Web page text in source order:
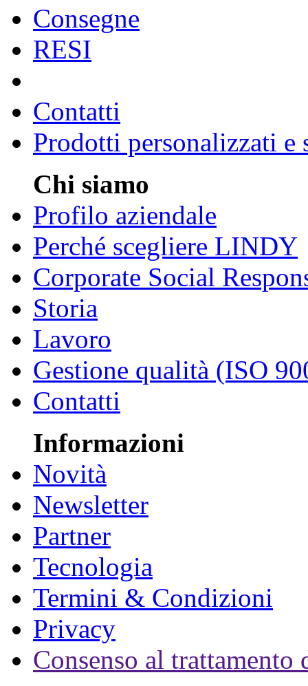
Consegne
RESI
Contatti
Prodotti personalizzati e
Chi siamo
Profilo aziendale
Perché scegliere LINDY
Corporate Social
Storia
Lavoro
Gestione qualità (ISO
Contatti
Informazioni
Novità
Newsletter
Partner
Tecnologia
Termini & Condizioni
Privacy
Consenso al trattamento